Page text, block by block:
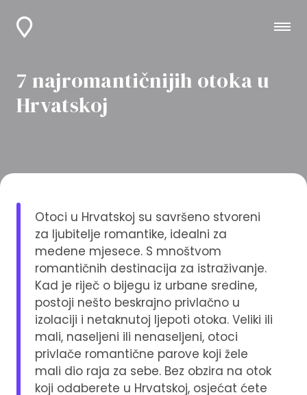
7 najromantičnijih otoka u
Hrvatskoj
Otoci u Hrvatskoj su savršeno stvoreni
za ljubitelje romantike, idealni za
medene mjesece. S mnoštvom
romantičnih destinacija za istraživanje.
Kad je riječ o bijegu iz urbane sredine,
postoji nešto beskrajno privlačno u
izolaciji i netaknutoj ljepoti otoka. Veliki ili
mali, naseljeni ili nenaseljeni, otoci
privlače romantične parove koji žele
mali dio raja za sebe. Bez obzira na otok
koji odaberete u Hrvatskoj, osjećat ćete